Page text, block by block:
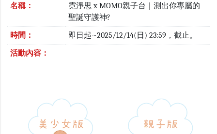
名稱：
霓淨思 x MOMO親子台｜測出你專屬的
聖誕守護神?
時間： 即日起~2025/12/14(日) 23:59，截止。
活動內容：